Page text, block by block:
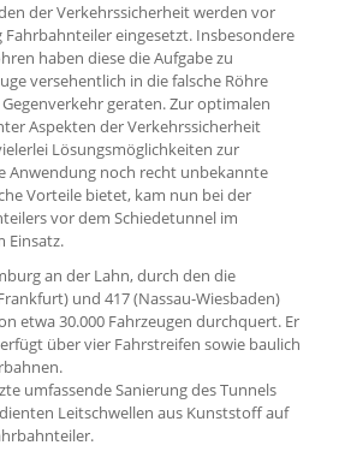
der Verkehrssicherheit werden vor
eingesetzt. Insbesondere
haben diese die Aufgabe zu
versehentlich in die falsche Röhre
geraten. Zur optimalen
Aspekten der Verkehrssicherheit
Lösungsmöglichkeiten zur
Anwendung noch recht unbekannte
Vorteile bietet, kam nun bei der
vor dem Schiedetunnel im
Einsatz.
an der Lahn, durch den die
und 417 (Nassau-Wiesbaden)
etwa 30.000 Fahrzeugen durchquert. Er
über vier Fahrstreifen sowie baulich
umfassende Sanierung des Tunnels
Leitschwellen aus Kunststoff auf